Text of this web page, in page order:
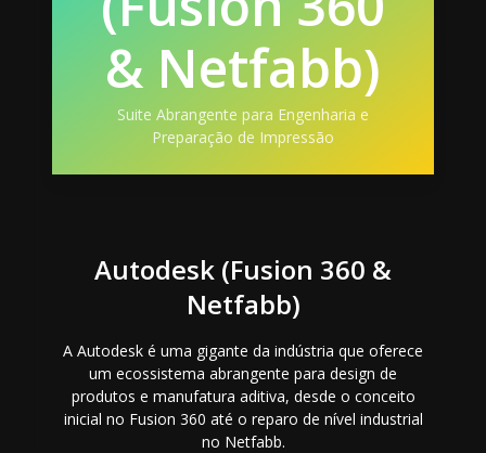
& Netfabb)
Suite Abrangente para Engenharia e
Preparação de Impressão
Autodesk (Fusion 360 &
Netfabb)
A Autodesk é uma gigante da indústria que oferece
um ecossistema abrangente para design de
produtos e manufatura aditiva, desde o conceito
inicial no Fusion 360 até o reparo de nível industrial
no Netfabb.